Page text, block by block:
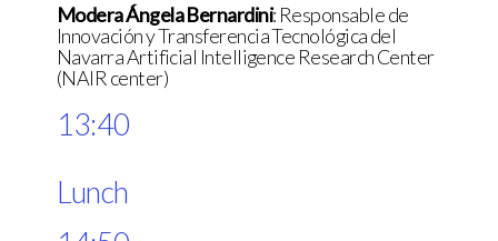
Modera Ángela Bernardini: Responsable de
Innovación y Transferencia Tecnológica del
Navarra Artificial Intelligence Research Center
(NAIR center)
13:40
Lunch